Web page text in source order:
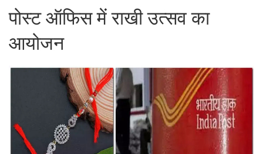
पोस्ट ऑफिस में राखी उत्सव का
आयोजन